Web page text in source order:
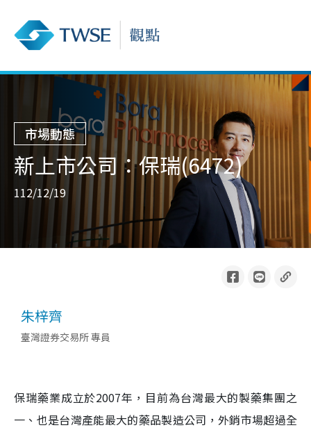
市場動態
新上市公司：保瑞(6472)
112/12/19
朱梓齊
臺灣證券交易所 專員
保瑞藥業成立於2007年，目前為台灣最大的製藥集團之
一、也是台灣產能最大的藥品製造公司，外銷市場超過全